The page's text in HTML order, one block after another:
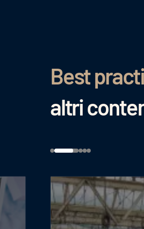
Best
altri